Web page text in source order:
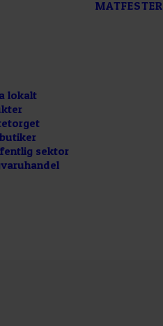
lokalt
sektor
MATFESTER